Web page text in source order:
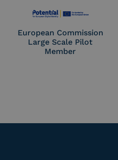
European Commission
Large Scale Pilot
Member